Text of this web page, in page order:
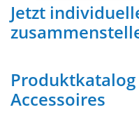
Jetzt
Accessoires